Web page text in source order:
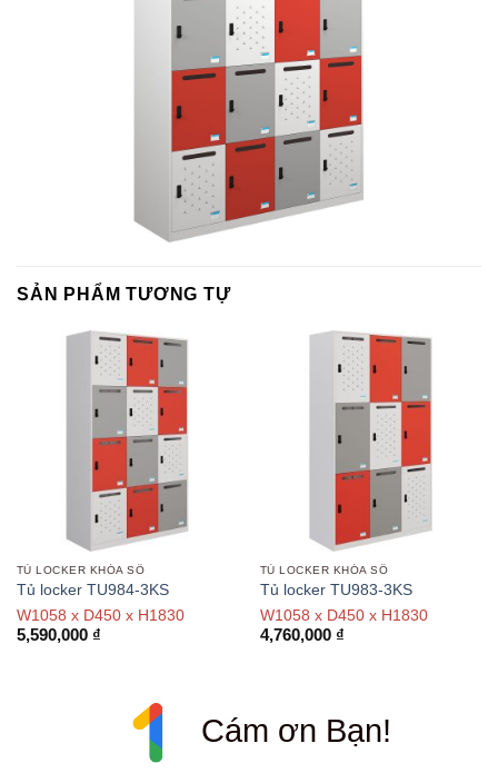
SẢN PHẨM TƯƠNG TỰ
TỦ LOCKER KHÓA SỐ
Tủ locker TU984-3KS
W1058 x D450 x H1830
5,590,000 ₫
TỦ LOCKER KHÓA SỐ
Tủ locker TU983-3KS
W1058 x D450 x H1830
4,760,000 ₫
Cám ơn Bạn!